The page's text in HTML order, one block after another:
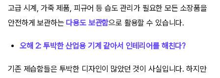
고급 시계, 가죽 제품, 피규어 등 습도 관리가 필요한 모든 소장품을
안전하게 보관하는 다용도 보관함으로 활용할 수 있습니다.
오해 2: 투박한 산업용 기계 같아서 인테리어를 해친다?
기존 제습함들은 투박한 디자인이 많았던 것이 사실입니다. 하지만